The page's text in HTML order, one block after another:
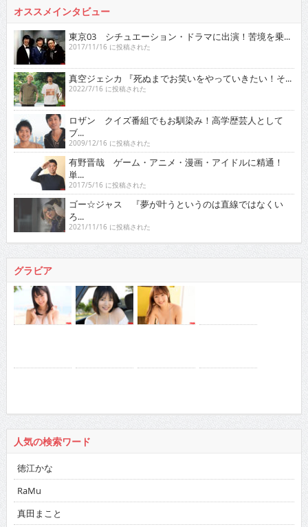
オススメインタビュー
東京03 シチュエーション・ドラマに出演！苦境を乗...
2017/11/16 に投稿された
真空ジェシカ 『死ぬまでお笑いをやっていきたい！そ...
2022/7/16 に投稿された
ロザン クイズ番組でもお馴染み！高学歴芸人として
ブ...
2009/12/16 に投稿された
有野晋哉 ゲーム・アニメ・漫画・アイドルに精通！
単...
2017/5/16 に投稿された
ゴー☆ジャス 『夢が叶うというのは直線ではなくい
ろ...
2021/11/16 に投稿された
グラビア
人気の検索ワード
徳江かな
RaMu
真田まこと